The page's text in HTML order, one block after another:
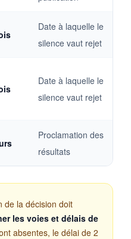
Date à laquelle le
silence vaut rejet
Date à laquelle le
silence vaut rejet
Proclamation des
résultats
de la décision doit
les voies et délais de
absentes, le délai de 2